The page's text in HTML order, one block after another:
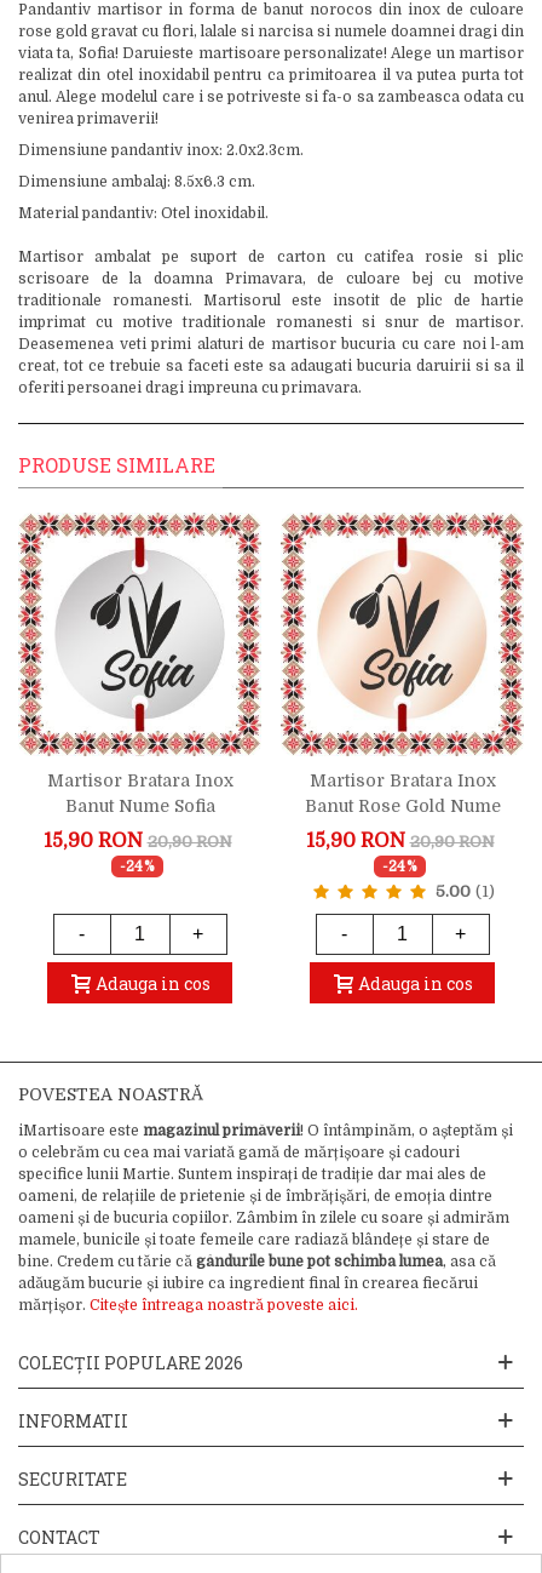
Pandantiv martisor in forma de banut norocos din inox de culoare
rose gold gravat cu flori, lalale si narcisa si numele doamnei dragi din
viata ta, Sofia! Daruieste martisoare personalizate! Alege un martisor
realizat din otel inoxidabil pentru ca primitoarea il va putea purta tot
anul. Alege modelul care i se potriveste si fa-o sa zambeasca odata cu
venirea primaverii!
Dimensiune pandantiv inox: 2.0x2.3cm.
Dimensiune ambalaj: 8.5x6.3 cm.
Material pandantiv: Otel inoxidabil.
Martisor ambalat pe suport de carton cu catifea rosie si plic
scrisoare de la doamna Primavara, de culoare bej cu motive
traditionale romanesti. Martisorul este insotit de plic de hartie
imprimat cu motive traditionale romanesti si snur de martisor.
Deasemenea veti primi alaturi de martisor bucuria cu care noi l-am
creat, tot ce trebuie sa faceti este sa adaugati bucuria daruirii si sa il
oferiti persoanei dragi impreuna cu primavara.
PRODUSE SIMILARE
Martisor Bratara Inox
Banut Nume Sofia
15,90 RON 20,90 RON
-24%
- +
Adauga in cos
Martisor Bratara Inox
Banut Rose Gold Nume
Sofia
15,90 RON 20,90 RON
-24%
5.00 (1)
- +
Adauga in cos
POVESTEA NOASTRĂ
iMartisoare este magazinul primăverii! O întâmpinăm, o așteptăm și
o celebrăm cu cea mai variată gamă de mărțișoare și cadouri
specifice lunii Martie. Suntem inspirați de tradiție dar mai ales de
oameni, de relațiile de prietenie și de îmbrățișări, de emoția dintre
oameni și de bucuria copiilor. Zâmbim în zilele cu soare și admirăm
mamele, bunicile și toate femeile care radiază blândețe și stare de
bine. Credem cu tărie că gândurile bune pot schimba lumea, asa că
adăugăm bucurie și iubire ca ingredient final în crearea fiecărui
mărțișor. Citește întreaga noastră poveste aici.
COLECȚII POPULARE 2026
INFORMATII
SECURITATE
CONTACT